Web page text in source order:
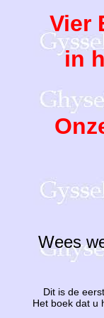
Vier
in
Wees
Dit is de
Het boek dat u